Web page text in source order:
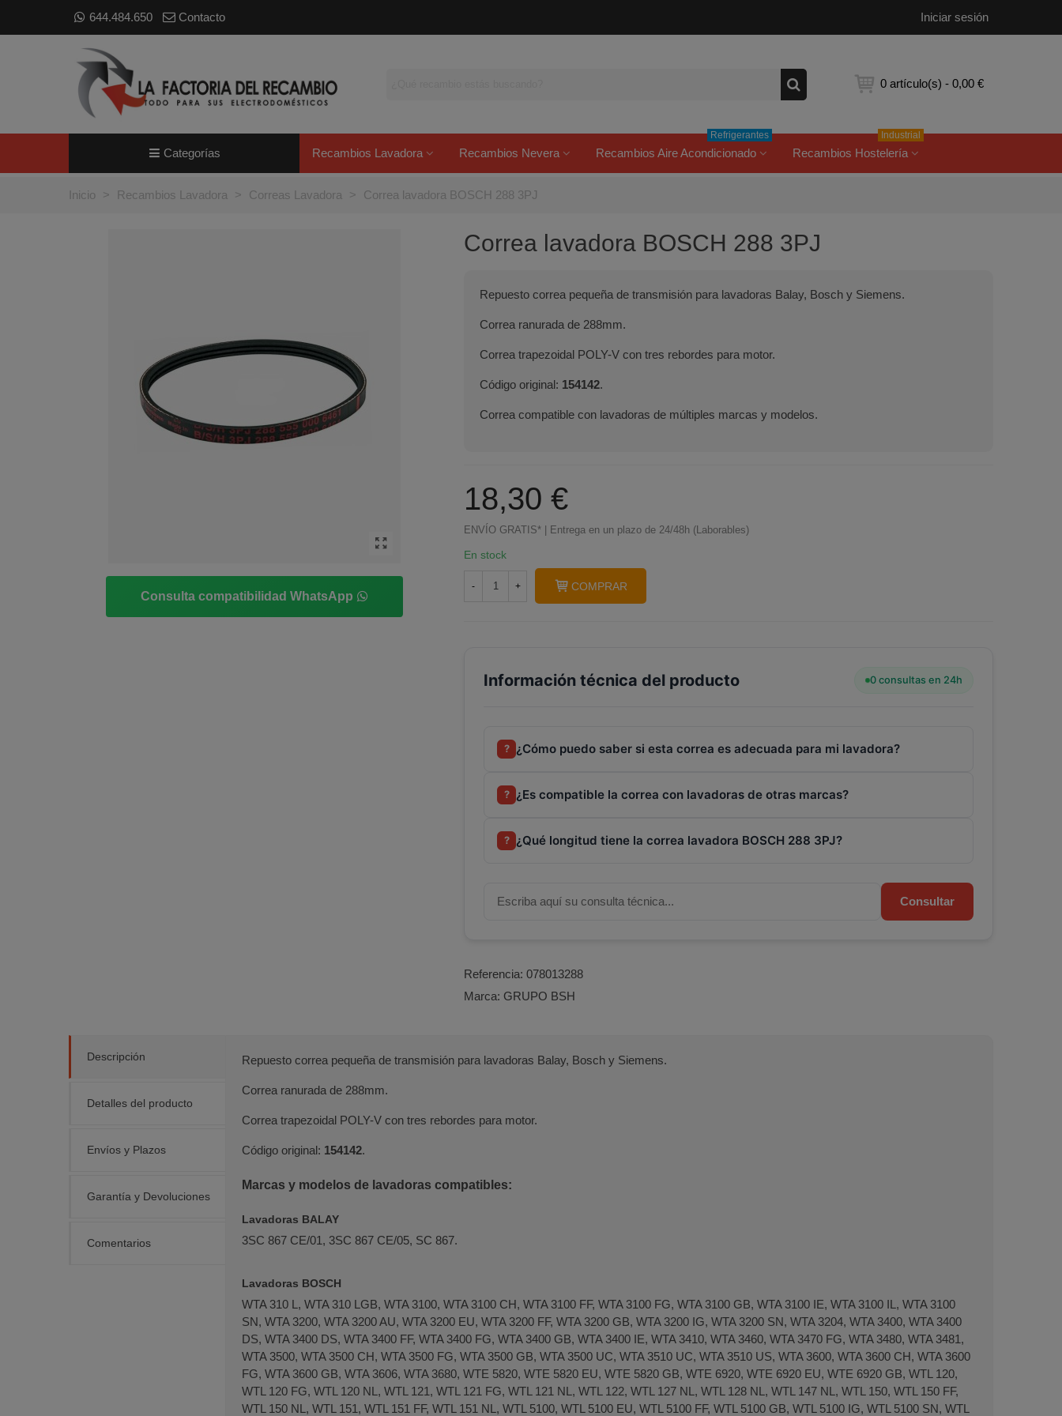
644.484.650 Contacto Iniciar sesión
0 artículo(s) - 0,00 €
Categorías Recambios Lavadora Recambios Nevera Recambios Aire Acondicionado
Refrigerantes
Recambios Hostelería
Industrial
Inicio > Recambios Lavadora > Correas Lavadora > Correa lavadora BOSCH 288 3PJ
Consulta compatibilidad WhatsApp
Correa lavadora BOSCH 288 3PJ
Repuesto correa pequeña de transmisión para lavadoras Balay, Bosch y Siemens.
Correa ranurada de 288mm.
Correa trapezoidal POLY-V con tres rebordes para motor.
Código original: 154142.
Correa compatible con lavadoras de múltiples marcas y modelos.
18,30 €
ENVÍO GRATIS* | Entrega en un plazo de 24/48h (Laborables)
En stock
- + COMPRAR
Información técnica del producto 0 consultas en 24h
? ¿Cómo puedo saber si esta correa es adecuada para mi lavadora?
? ¿Es compatible la correa con lavadoras de otras marcas?
? ¿Qué longitud tiene la correa lavadora BOSCH 288 3PJ?
Consultar
Referencia: 078013288
Marca: GRUPO BSH
Descripción
Detalles del producto
Envíos y Plazos
Garantía y Devoluciones
Comentarios
Repuesto correa pequeña de transmisión para lavadoras Balay, Bosch y Siemens.
Correa ranurada de 288mm.
Correa trapezoidal POLY-V con tres rebordes para motor.
Código original: 154142.
Marcas y modelos de lavadoras compatibles:
Lavadoras BALAY
3SC 867 CE/01, 3SC 867 CE/05, SC 867.
Lavadoras BOSCH
WTA 310 L, WTA 310 LGB, WTA 3100, WTA 3100 CH, WTA 3100 FF, WTA 3100 FG, WTA 3100 GB, WTA 3100 IE, WTA 3100 IL, WTA 3100
SN, WTA 3200, WTA 3200 AU, WTA 3200 EU, WTA 3200 FF, WTA 3200 GB, WTA 3200 IG, WTA 3200 SN, WTA 3204, WTA 3400, WTA 3400
DS, WTA 3400 DS, WTA 3400 FF, WTA 3400 FG, WTA 3400 GB, WTA 3400 IE, WTA 3410, WTA 3460, WTA 3470 FG, WTA 3480, WTA 3481,
WTA 3500, WTA 3500 CH, WTA 3500 FG, WTA 3500 GB, WTA 3500 UC, WTA 3510 UC, WTA 3510 US, WTA 3600, WTA 3600 CH, WTA 3600
FG, WTA 3600 GB, WTA 3606, WTA 3680, WTE 5820, WTE 5820 EU, WTE 5820 GB, WTE 6920, WTE 6920 EU, WTE 6920 GB, WTL 120,
WTL 120 FG, WTL 120 NL, WTL 121, WTL 121 FG, WTL 121 NL, WTL 122, WTL 127 NL, WTL 128 NL, WTL 147 NL, WTL 150, WTL 150 FF,
WTL 150 NL, WTL 151, WTL 151 FF, WTL 151 NL, WTL 5100, WTL 5100 EU, WTL 5100 FF, WTL 5100 GB, WTL 5100 IG, WTL 5100 SN, WTL